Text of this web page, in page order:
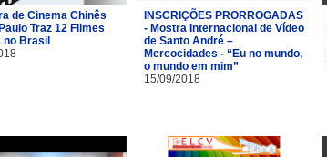
de Cinema Chinês
Traz 12 Filmes
no Brasil
INSCRIÇÕES PRORROGADAS
- Mostra Internacional de Vídeo
de Santo André –
Mercocidades - “Eu no mundo,
o mundo em mim”
15/09/2018